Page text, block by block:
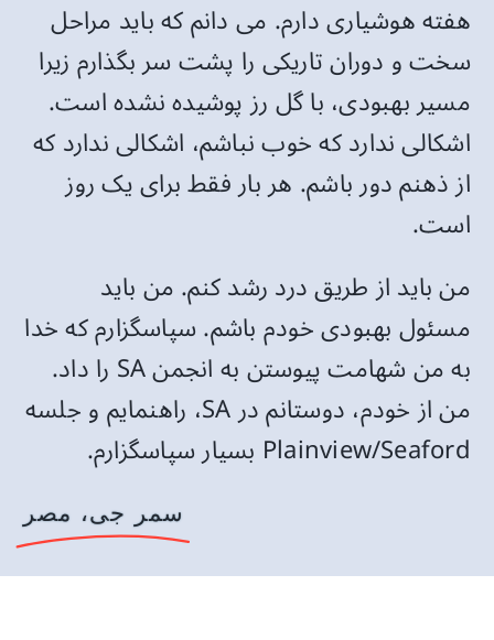
هفته هوشیاری دارم. می دانم که باید مراحل
سخت و دوران تاریکی را پشت سر بگذارم زیرا
مسیر بهبودی، با گل رز پوشیده نشده است.
اشکالی ندارد که خوب نباشم، اشکالی ندارد که
از ذهنم دور باشم. هر بار فقط برای یک روز
است.
من باید از طریق درد رشد کنم. من باید
مسئول بهبودی خودم باشم. سپاسگزارم که خدا
به من شهامت پیوستن به انجمن SA را داد.
من از خودم، دوستانم در SA، راهنمایم و جلسه
Plainview/Seaford بسیار سپاسگزارم.
سمر جی، مصر